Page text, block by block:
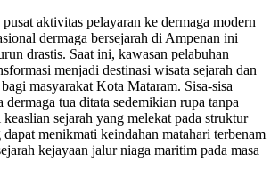
aktivitas pelayaran ke dermaga modern
dermaga bersejarah di Ampenan ini
drastis. Saat ini, kawasan pelabuhan
menjadi destinasi wisata sejarah dan
masyarakat Kota Mataram. Sisa-sisa
dermaga tua ditata sedemikian rupa tanpa
sejarah yang melekat pada struktur
menikmati keindahan matahari terbenam
kejayaan jalur niaga maritim pada masa